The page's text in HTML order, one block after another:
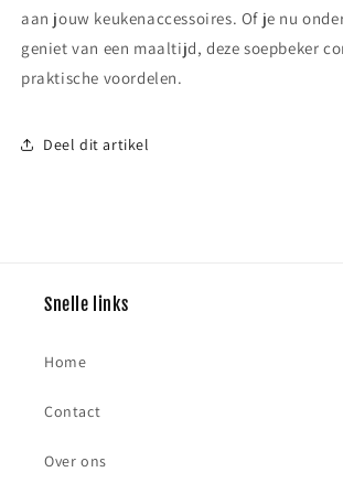
aan jouw keukenaccessoires. Of je nu
geniet van een maaltijd, deze soepbeker
praktische voordelen.
Deel dit artikel
Snelle links
Home
Contact
Over ons